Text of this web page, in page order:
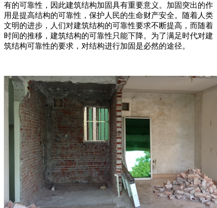
有的可靠性，因此建筑结构加固具有重要意义。加固突出的作
用是提高结构的可靠性，保护人民的生命财产安全。随着人类
文明的进步，人们对建筑结构的可靠性要求不断提高，而随着
时间的推移，建筑结构的可靠性只能下降。为了满足时代对建
筑结构可靠性的要求，对结构进行加固是必然的途径。